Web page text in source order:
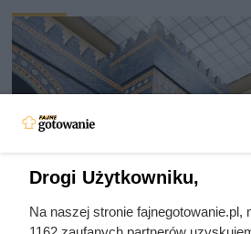
Drogi Użytkowniku,
Na naszej stronie fajnegotowanie.pl,